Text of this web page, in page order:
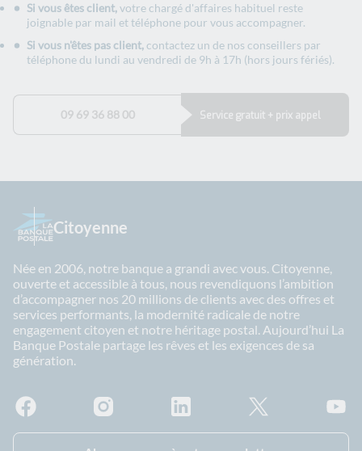
Si vous êtes client,votre chargé d'affaires habituel reste
joignable par mail et téléphone pour vous accompagner.
Si vous n'êtes pas client, contactez un de nos conseillers par
téléphone du lundi au vendredi de 9h à 17h (hors jours fériés).
09 69 36 88 00 Service gratuit + prix appel
Citoyenne
Née en 2006, notre banque a grandi avec vous. Citoyenne,
ouverte et accessible à tous, nous revendiquons l’ambition
d’accompagner nos 20 millions de clients avec des offres et
services performants, la modernité radicale de notre
engagement citoyen et notre héritage postal. Aujourd’hui La
Banque Postale partage les rêves et les exigences de sa
génération.